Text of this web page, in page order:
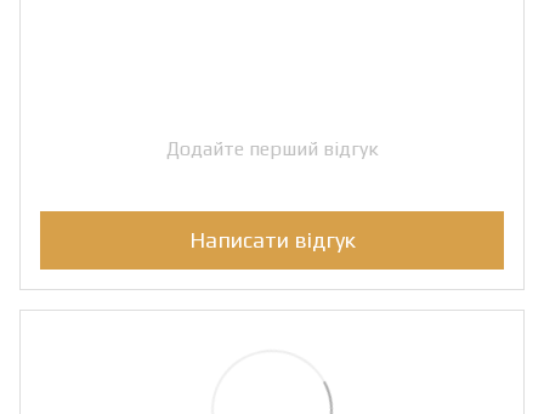
Додайте перший відгук
Написати відгук